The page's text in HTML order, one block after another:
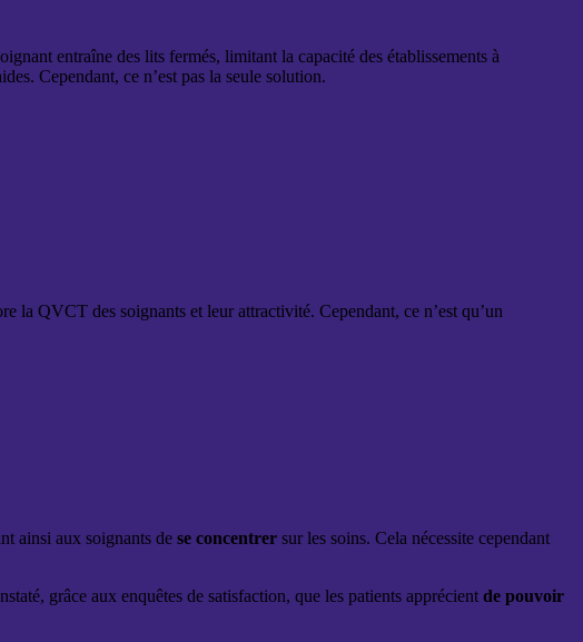
entraîne des lits fermés, limitant la capacité des établissements à
Cependant, ce n’est pas la seule solution.
la QVCT des soignants et leur attractivité. Cependant, ce n’est qu’un
ainsi aux soignants de se concentrer sur les soins. Cela nécessite cependant
grâce aux enquêtes de satisfaction, que les patients apprécientde pouvoir